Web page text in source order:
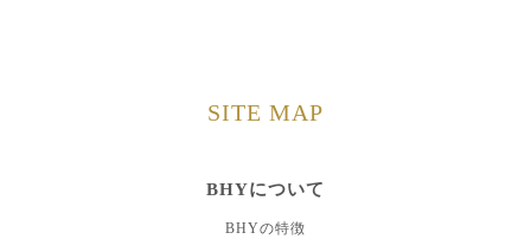
SITE MAP
BHYについて
BHYの特徴